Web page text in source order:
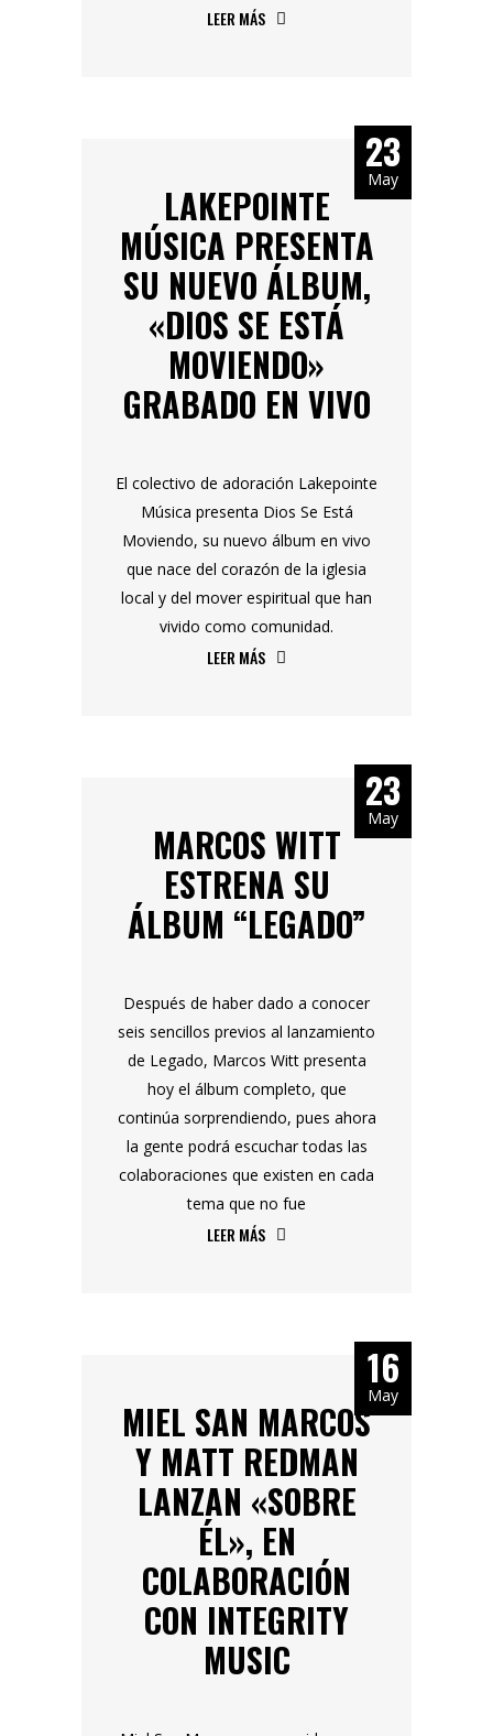
LEER MÁS
23
May
LAKEPOINTE
MÚSICA PRESENTA
SU NUEVO ÁLBUM,
«DIOS SE ESTÁ
MOVIENDO»
GRABADO EN VIVO
El colectivo de adoración Lakepointe
Música presenta Dios Se Está
Moviendo, su nuevo álbum en vivo
que nace del corazón de la iglesia
local y del mover espiritual que han
vivido como comunidad.
LEER MÁS
23
May
MARCOS WITT
ESTRENA SU
ÁLBUM “LEGADO”
Después de haber dado a conocer
seis sencillos previos al lanzamiento
de Legado, Marcos Witt presenta
hoy el álbum completo, que
continúa sorprendiendo, pues ahora
la gente podrá escuchar todas las
colaboraciones que existen en cada
tema que no fue
LEER MÁS
16
May
MIEL SAN MARCOS
Y MATT REDMAN
LANZAN «SOBRE
ÉL», EN
COLABORACIÓN
CON INTEGRITY
MUSIC